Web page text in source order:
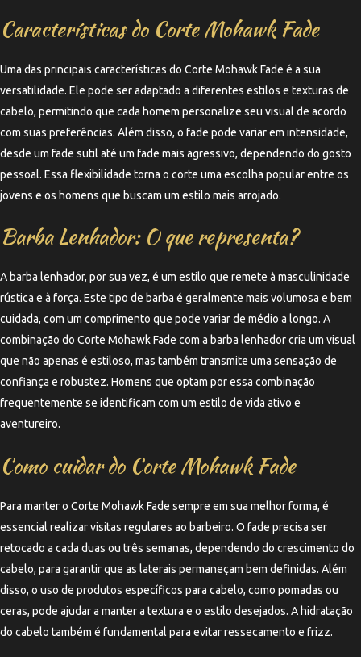
Características do Corte Mohawk Fade
Uma das principais características do Corte Mohawk Fade é a sua
versatilidade. Ele pode ser adaptado a diferentes estilos e texturas de
cabelo, permitindo que cada homem personalize seu visual de acordo
com suas preferências. Além disso, o fade pode variar em intensidade,
desde um fade sutil até um fade mais agressivo, dependendo do gosto
pessoal. Essa flexibilidade torna o corte uma escolha popular entre os
jovens e os homens que buscam um estilo mais arrojado.
Barba Lenhador: O que representa?
A barba lenhador, por sua vez, é um estilo que remete à masculinidade
rústica e à força. Este tipo de barba é geralmente mais volumosa e bem
cuidada, com um comprimento que pode variar de médio a longo. A
combinação do Corte Mohawk Fade com a barba lenhador cria um visual
que não apenas é estiloso, mas também transmite uma sensação de
confiança e robustez. Homens que optam por essa combinação
frequentemente se identificam com um estilo de vida ativo e
aventureiro.
Como cuidar do Corte Mohawk Fade
Para manter o Corte Mohawk Fade sempre em sua melhor forma, é
essencial realizar visitas regulares ao barbeiro. O fade precisa ser
retocado a cada duas ou três semanas, dependendo do crescimento do
cabelo, para garantir que as laterais permaneçam bem definidas. Além
disso, o uso de produtos específicos para cabelo, como pomadas ou
ceras, pode ajudar a manter a textura e o estilo desejados. A hidratação
do cabelo também é fundamental para evitar ressecamento e frizz.